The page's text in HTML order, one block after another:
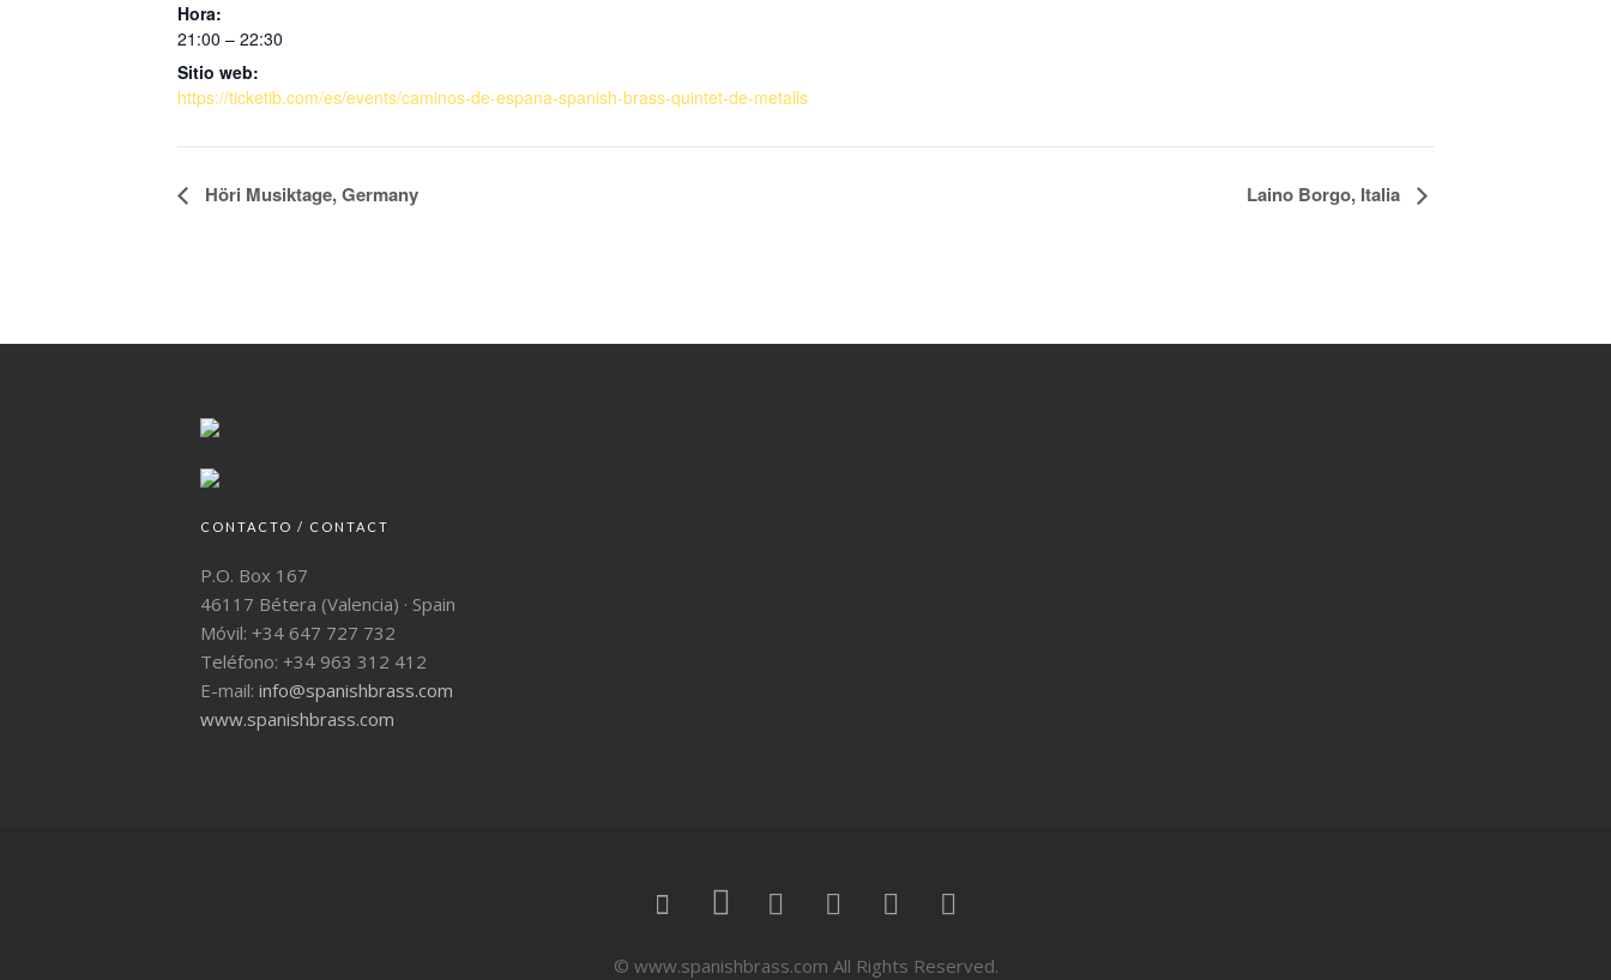
Hora:
21:00 – 22:30
Sitio web:
https://ticketib.com/es/events/caminos-de-espana-spanish-brass-quintet-de-metalls
N
g
Höri Musiktage, Germany Laino Borgo, Italia
CONTACTO / CONTACT
P.O. Box 167
46117 Bétera (Valencia) · Spain
Móvil: +34 647 727 732
Teléfono: +34 963 312 412
E-mail: info@spanishbrass.com
www.spanishbrass.com
© www.spanishbrass.com All Rights Reserved.